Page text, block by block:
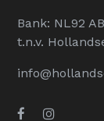
Bank: NL92
t.n.v.